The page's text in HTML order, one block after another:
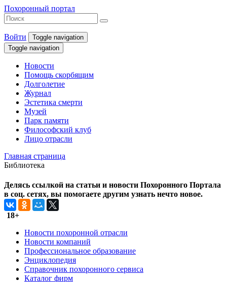
Похоронный портал
Войти
Toggle navigation
Toggle navigation
Новости
Помощь скорбящим
Долголетие
Журнал
Эстетика смерти
Музей
Парк памяти
Философский клуб
Лицо отрасли
Главная страница
Библиотека
Делясь ссылкой на статьи и новости Похоронного Портала
в соц. сетях, вы помогаете другим узнать нечто новое.
18+
Новости похоронной отрасли
Новости компаний
Профессиональное образование
Энциклопедия
Справочник похоронного сервиса
Каталог фирм